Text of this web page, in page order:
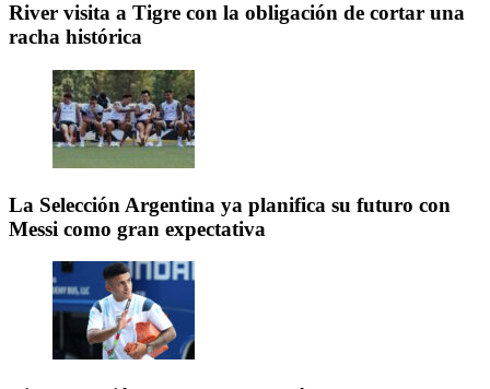
River visita a Tigre con la obligación de cortar una
racha histórica
La Selección Argentina ya planifica su futuro con
Messi como gran expectativa